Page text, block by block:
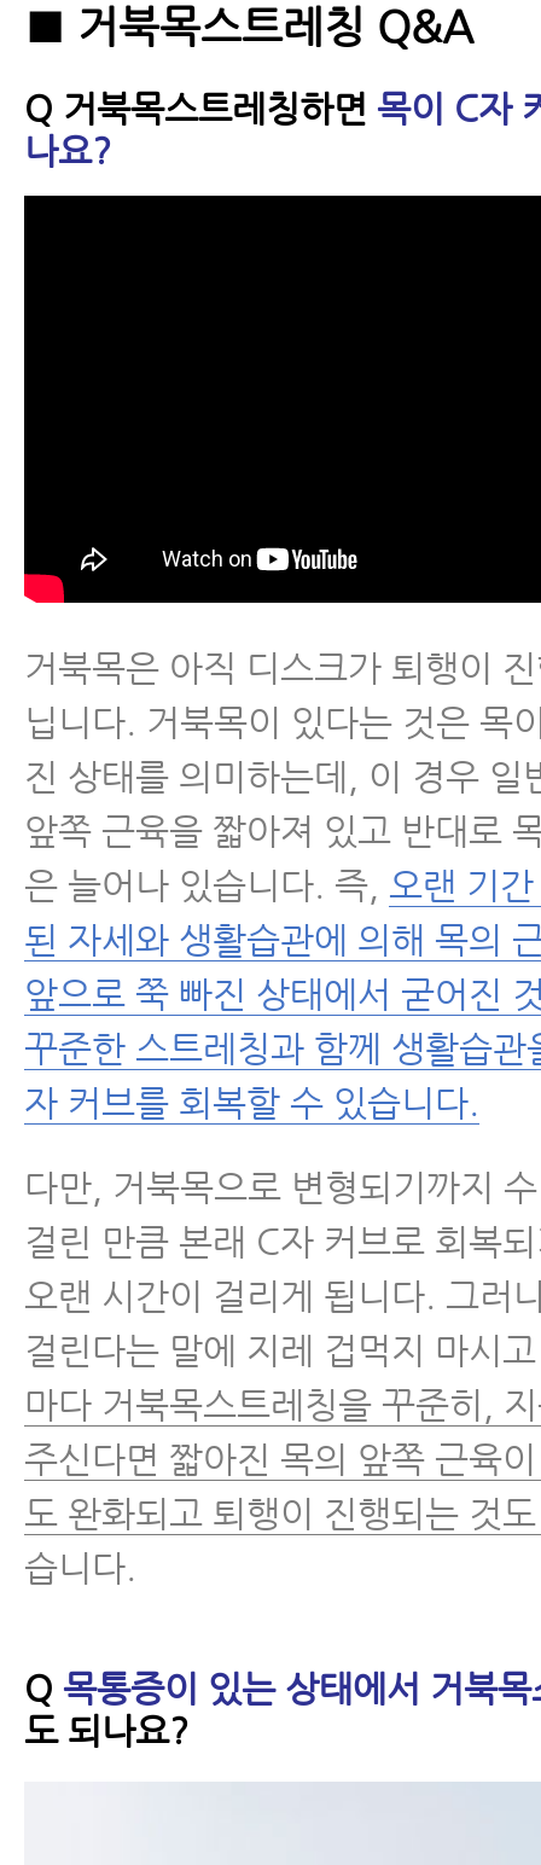
허리통증
척추유합술 후 재발
섬유근육통
수술 후 통증·재활
근육파열
디스크 내장증
■ 거북목스트레칭 Q&A
Q 거북목스트레칭하면 목이 C자
나요?
거북목은 아직 디스크가 퇴행이
닙니다. 거북목이 있다는 것은 목
진 상태를 의미하는데, 이 경우 일
앞쪽 근육을 짧아져 있고 반대로
은 늘어나 있습니다. 즉, 오랜 기
된 자세와 생활습관에 의해 목의
앞으로 쭉 빠진 상태에서 굳어진
꾸준한 스트레칭과 함께 생활습관
자 커브를 회복할 수 있습니다.
다만, 거북목으로 변형되기까지
걸린 만큼 본래 C자 커브로 회복
오랜 시간이 걸리게 됩니다. 그러
걸린다는 말에 지레 겁먹지 마시
마다 거북목스트레칭을 꾸준히,
주신다면 짧아진 목의 앞쪽 근육
도 완화되고 퇴행이 진행되는 것
습니다.
Q 목통증이 있는 상태에서 거북
도 되나요?